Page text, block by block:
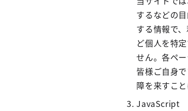
するなどの
する情報で
ど個人を特
せん。各ペ
皆様ご自身
障を来すこ
JavaScript